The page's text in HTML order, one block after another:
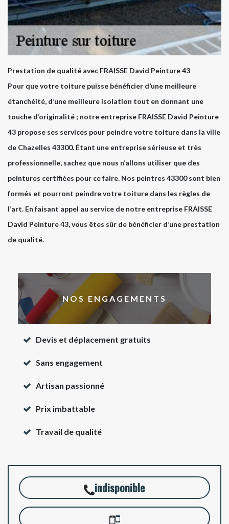
Prestation de qualité avec FRAISSE David Peinture 43
Pour que votre toiture puisse bénéficier d’une meilleure
étanchéité, d’une meilleure isolation tout en donnant une
touche d’originalité ; notre entreprise FRAISSE David Peinture
43 propose ses services pour peindre votre toiture dans la ville
de Chazelles 43300. Étant une entreprise sérieuse et très
professionnelle, sachez que nous n’allons utiliser que des
peintures certifiées pour ce faire. Nos peintres 43300 sont bien
formés et pourront peindre votre toiture dans les règles de
l’art. En faisant appel au service de notre entreprise FRAISSE
David Peinture 43, vous êtes sûr de bénéficier d’une prestation
de qualité.
NOS ENGAGEMENTS
Devis et déplacement gratuits
Sans engagement
Artisan passionné
Prix imbattable
Travail de qualité
indisponible